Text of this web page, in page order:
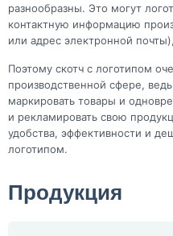
разнообразны. Это могут
контактную информацию
или адрес электронной
Поэтому скотч с логотипом
производственной сфере,
маркировать товары и
и рекламировать свою
удобства, эффективности и
логотипом.
Продукция